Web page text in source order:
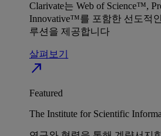
Clarivate는 Web of Science™,
Innovative™를 포함한 선도적
루션을 제공합니다
살펴보기
north_east
Featured
The Institute for Scientific